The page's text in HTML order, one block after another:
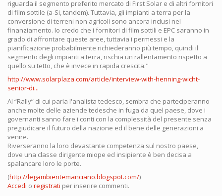
riguarda il segmento preferito mercato di First Solar e di altri fornitori
di film sottile (a-Si, tandem). Tuttavia, gli impianti a terra per la
conversione di terreni non agricoli sono ancora inclusi nel
finanziamento. Io credo che i fornitori di film sottili e EPC saranno in
grado di affrontare queste aree, tuttavia i permessi e la
pianificazione probabilmente richiederanno più tempo, quindi il
segmento degli impianti a terra, rischia un rallentamento rispetto a
quello su tetto, che è invece in rapida crescita."
http://www.solarplaza.com/article/interview-with-henning-wicht-
senior-di...
Al “Rally” di cui parla l'analista tedesco, sembra che parteciperanno
anche molte delle aziende tedesche in fuga da quel paese, dove i
governanti sanno fare i conti con la complessità del presente senza
pregiudicare il futuro della nazione ed il bene delle generazioni a
venire.
Riverseranno la loro devastante competenza sul nostro paese,
dove una classe dirigente miope ed insipiente è ben decisa a
spalancare loro le porte.
(http://legambientemanciano.blogspot.com/)
Accedi o registrati per inserire commenti.